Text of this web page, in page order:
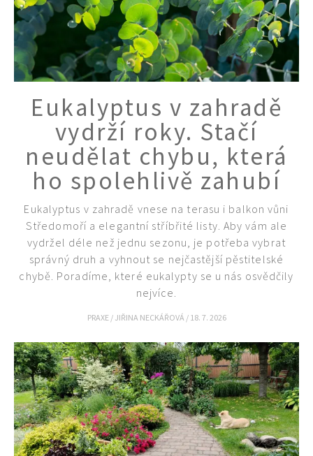
Eukalyptus v zahradě
vydrží roky. Stačí
neudělat chybu, která
ho spolehlivě zahubí
Eukalyptus v zahradě vnese na terasu i balkon vůni
Středomoří a elegantní stříbřité listy. Aby vám ale
vydržel déle než jednu sezonu, je potřeba vybrat
správný druh a vyhnout se nejčastější pěstitelské
chybě. Poradíme, které eukalypty se u nás osvědčily
nejvíce.
PRAXE / JIŘINA NECKÁŘOVÁ / 18. 7. 2026